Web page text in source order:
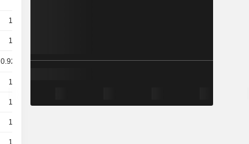
10
10
0.925 -EUR
10
10
10
10